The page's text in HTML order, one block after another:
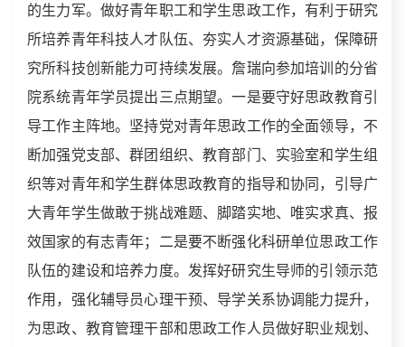
的生力军。做好青年职工和学生思政工作，有利于研究
所培养青年科技人才队伍、夯实人才资源基础，保障研
究所科技创新能力可持续发展。詹瑞向参加培训的分省
院系统青年学员提出三点期望。一是要守好思政教育引
导工作主阵地。坚持党对青年思政工作的全面领导，不
断加强党支部、群团组织、教育部门、实验室和学生组
织等对青年和学生群体思政教育的指导和协同，引导广
大青年学生做敢于挑战难题、脚踏实地、唯实求真、报
效国家的有志青年；二是要不断强化科研单位思政工作
队伍的建设和培养力度。发挥好研究生导师的引领示范
作用，强化辅导员心理干预、导学关系协调能力提升，
为思政、教育管理干部和思政工作人员做好职业规划、